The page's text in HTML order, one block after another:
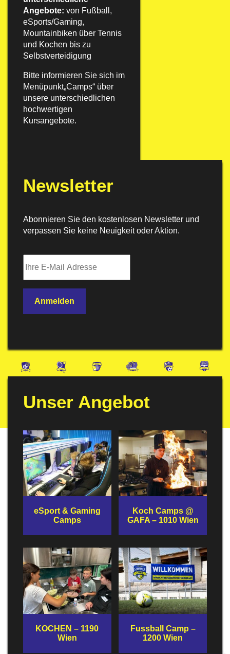
Angebote: von Fußball,
eSports/Gaming,
Mountainbiken über Tennis
und Kochen bis zu
Selbstverteidigung
Bitte informieren Sie sich im
Menüpunkt„Camps“ über
unsere unterschiedlichen
hochwertigen
Kursangebote.
Newsletter
Abonnieren Sie den kostenlosen Newsletter und
verpassen Sie keine Neuigkeit oder Aktion.
Unser Angebot
eSport & Gaming
Camps
Koch Camps @
GAFA – 1010 Wien
KOCHEN – 1190
Wien
Fussball Camp –
1200 Wien